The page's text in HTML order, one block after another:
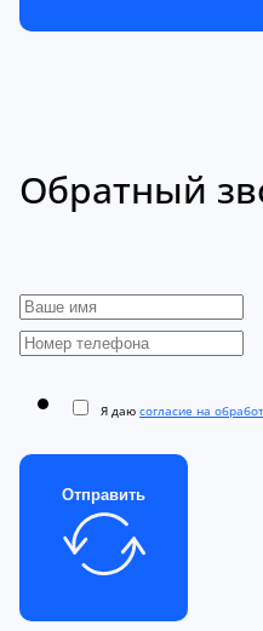
Обратный
Я даю согласие на
Отправить